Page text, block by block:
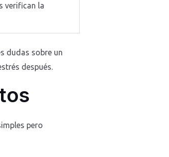
verifican la
dudas sobre un
después.
pero